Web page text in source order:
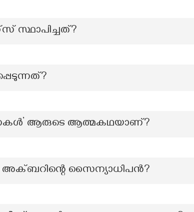
സ്ഥാപിച്ചത്?
ആരുടെ ആത്മകഥയാണ്?
അക്ബറിന്റെ സൈന്യാധിപൻ?